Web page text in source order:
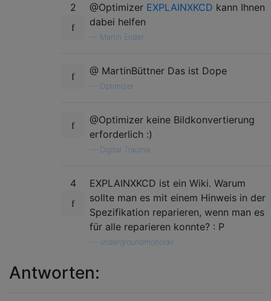
2 @Optimizer EXPLAINXKCD kann Ihnen
dabei helfen
Martin Ender
@ MartinBüttner Das ist Dope
Optimizer
@Optimizer keine Bildkonvertierung
erforderlich :)
Digital Trauma
4
EXPLAINXKCD ist ein Wiki. Warum
sollte man es mit einem Hinweis in der
Spezifikation reparieren, wenn man es
für alle reparieren konnte? : P
undergroundmonorail
Antworten: